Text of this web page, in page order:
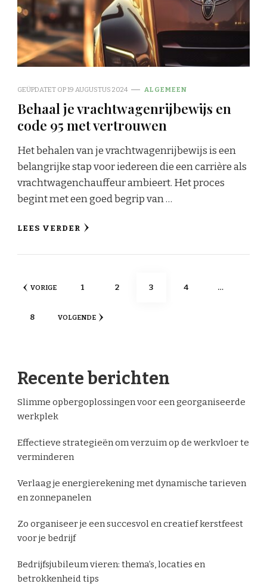
GEÜPDATET OP19 AUGUSTUS 2024 ALGEMEEN
Behaal je vrachtwagenrijbewijs en
code 95 met vertrouwen
Het behalen van je vrachtwagenrijbewijs is een
belangrijke stap voor iedereen die een carrière als
vrachtwagenchauffeur ambieert. Het proces
begint met een goed begrip van …
LEES VERDER
Berichten
VORIGE PAGINA
1 PAGINA
2 PAGINA
3 PAGINA
4 …
PAGINA
8 VOLGENDE
Recente berichten
Slimme opbergoplossingen voor een georganiseerde
werkplek
Effectieve strategieën om verzuim op de werkvloer te
verminderen
Verlaag je energierekening met dynamische tarieven
en zonnepanelen
Zo organiseer je een succesvol en creatief kerstfeest
voor je bedrijf
Bedrijfsjubileum vieren: thema’s, locaties en
betrokkenheid tips